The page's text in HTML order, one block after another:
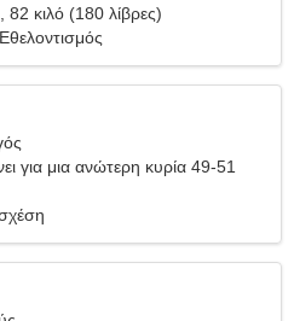
κιλό (180 λίβρες)
για μια ανώτερη κυρία 49-51